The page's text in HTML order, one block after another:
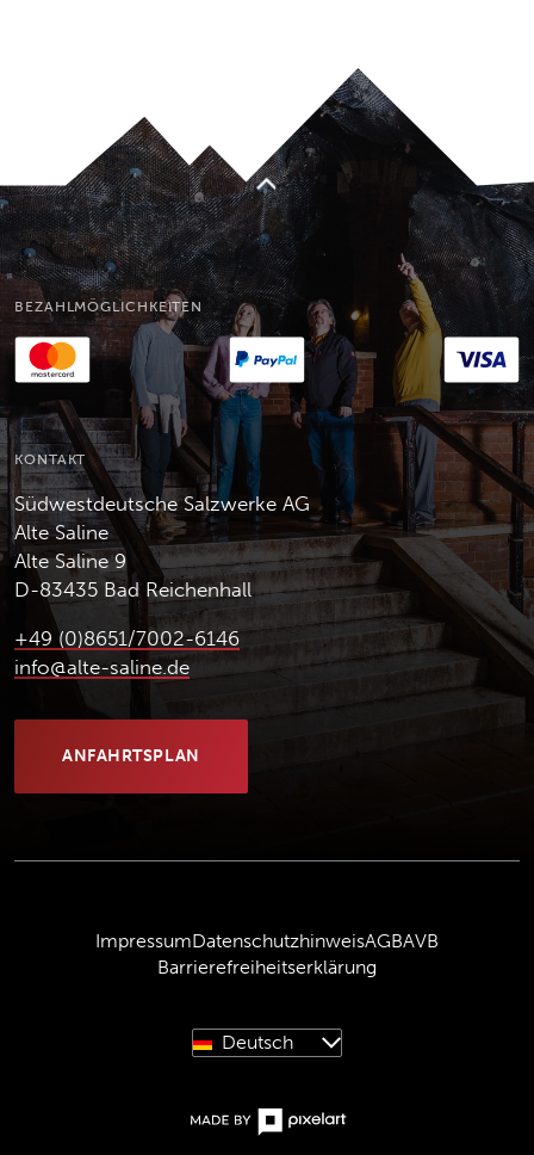
Nach oben
BEZAHLMÖGLICHKEITEN
KONTAKT
Südwestdeutsche Salzwerke AG
Alte Saline
Alte Saline 9
D-83435 Bad Reichenhall
+49 (0)8651/7002-6146
info@alte-saline.de
ANFAHRTSPLAN
(ÖFFNET IN NEUEM TAB)
ImpressumDatenschutzhinweisAGBAVB
Barrierefreiheitserklärung
Deutsch